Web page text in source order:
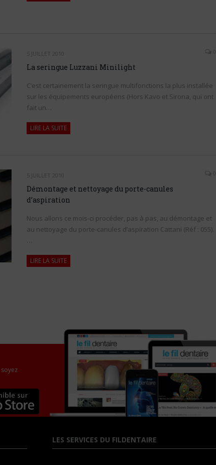
5 JUILLET 2010 0
La seringue Luzzani Minilight
C’est certainement la seringue multifonctions la plus installée
sur les équipements européens (Hors Kavo et Sirona, qui ont
fait un…
LIRE LA SUITE
5 JUILLET 2010 0
Démontage et nettoyage du porte-canules
d’aspiration
Nous allons ce mois-ci procéder, pas à pas, au démontage et
au nettoyage du porte-canules d’aspiration Cattani (Réf : 055).
…
LIRE LA SUITE
LES SERVICES DU FILDENTAIRE